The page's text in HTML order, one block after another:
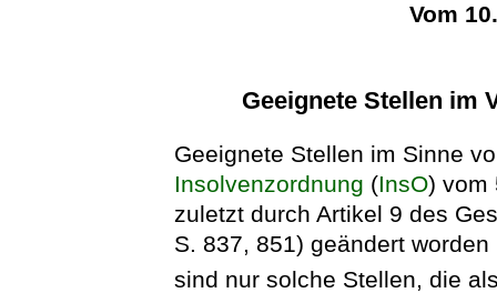
Vom
Geeignete Stellen im
Geeignete Stellen im Sinne
Insolvenzordnung (InsO) vom
zuletzt durch Artikel 9 des
S. 837, 851) geändert
sind nur solche Stellen, die